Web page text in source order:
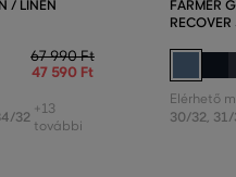
/ LINEN
67 990 Ft
47 590 Ft
32 +13
további
FARMER
RECOVER
Elérhető
30/32,